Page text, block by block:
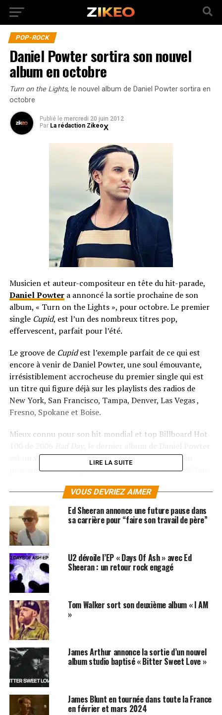
POP-ROCK
Daniel Powter sortira son nouvel
album en octobre
Turn on the Lights, le nouvel album de Daniel Powter sortira en
octobre
Publié le mercredi 20 juin 2012
Par La rédaction Zikeo
Musicien et auteur-compositeur en tête du hit-parade,
Daniel Powtera annoncé la sortie prochaine de son
album, « Turn on the Lights », pour octobre. Le premier
single Cupid, est l’un des nombreux titres pop,
effervescent, parfait pour l’été.
Le groove de Cupidest l’exemple parfait de ce qui est
encore à venir de Daniel Powter, une soul émouvante,
irrésistiblement accrocheuse du premier single qui est
un titre qui figure déjà sur les playlists des radios de
New York, San Francisco, Tampa, Denver, Las Vegas ,
Fresno, Spokane et Boise.
Mieux connu pour son hit mondial et top Billboard Hot
est un véritable retour à la source pour le musicien
puisque devant son piano, il crée des chansons reflétant
aujourd’hui. Grâce au temps libre après son dernier
succès, Daniel a redécouvert une liberté qui a abouti à
une créativité revigorée et à une musique qui coule plus
librement pour Daniel par rapport à ces dernières
années.
«C’est moi sortant de l’obscurité, presque Jekyll et Hyde.
Je sens que j’écris des chansons plus édifiantes
Powter. «Turn on the Lights dévoile tout cela. J’y révèle
tous mes secrets
« .
LIRE LA SUITE
VOUS DEVRIEZ AIMER
Ed Sheeran annonce une future pause dans
sa carrière pour “faire son travail de père”
U2 dévoile l’EP « Days Of Ash » avec Ed
Sheeran : un retour rock engagé
Tom Walker sort son deuxième album « I AM
»
James Arthur annonce la sortie d’un nouvel
album studio baptisé « Bitter Sweet Love »
James Blunt en tournée dans toute la France
en février et mars 2024